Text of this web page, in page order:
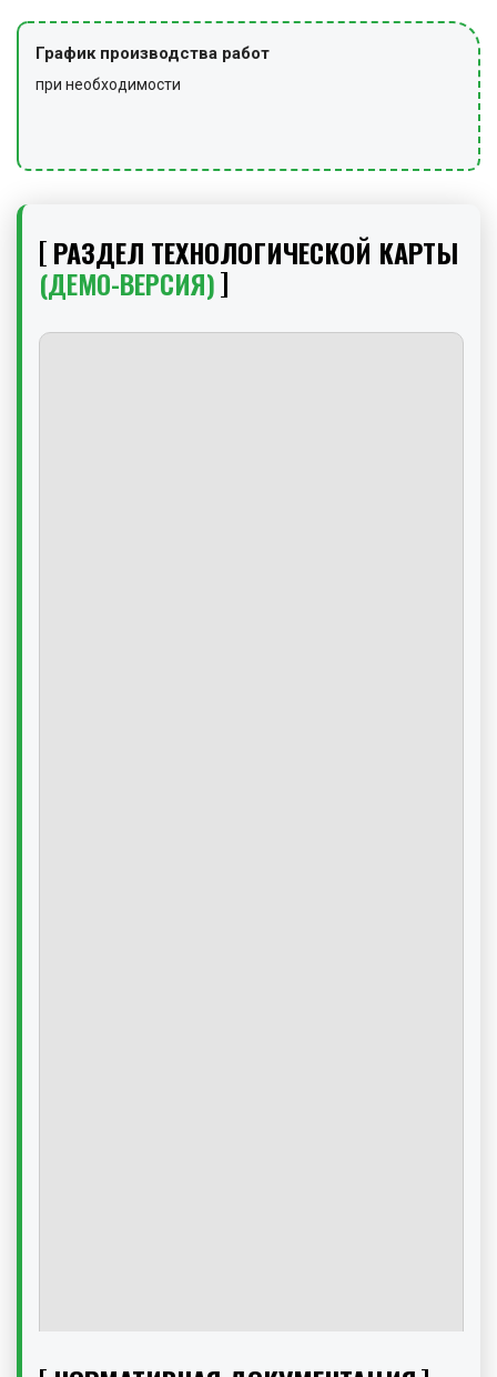
График производства работ
при необходимости
РАЗДЕЛ ТЕХНОЛОГИЧЕСКОЙ КАРТЫ
(ДЕМО-ВЕРСИЯ)